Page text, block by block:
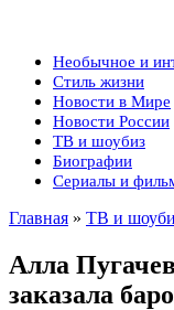
Необычное и
Стиль жизни
Новости в Мире
Новости России
ТВ и шоубиз
Биографии
Сериалы и
Главная » ТВ и
Алла
заказала